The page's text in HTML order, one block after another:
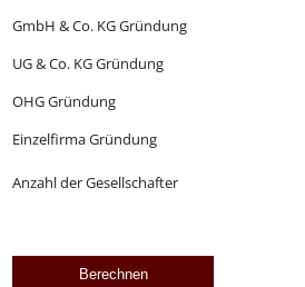
GmbH & Co. KG Gründung
UG & Co. KG Gründung
OHG Gründung
Einzelfirma Gründung
Anzahl der Gesellschafter